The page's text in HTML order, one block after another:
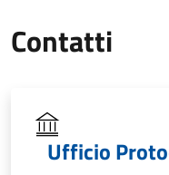
Contatti
Ufficio